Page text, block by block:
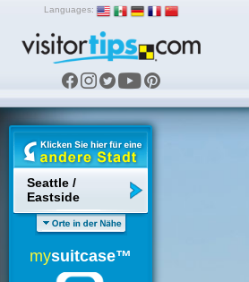
Languages:
Seattle /
Eastside
mysuitcase™